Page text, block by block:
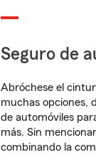
Seguro de
Abróchese el
muchas opciones,
de automóviles
más. Sin
combinando la